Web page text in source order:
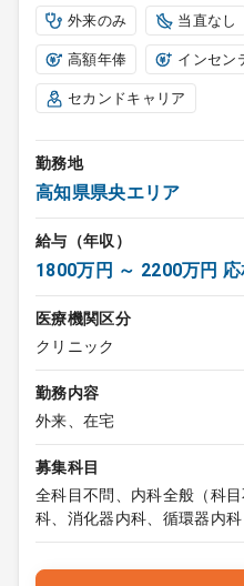
外来のみ 当直なし
高額年俸 インセン
セカンドキャリア
勤務地
高知県県央エリア
給与（年収）
1800万円 ～ 2200万円
医療機関区分
クリニック
勤務内容
外来、在宅
募集科目
全科目不問、内科全般（科
科、消化器内科、循環器内科